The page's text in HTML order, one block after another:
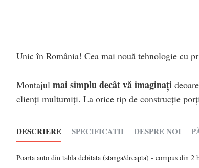
DESCRIERE SPECIFICATII DESPRE NOI
Poarta auto din tabla debitata (stanga/dreapta) - compus din 2
Unic în România! Cea mai nouă tehnologie cu
Montajul mai simplu decât vă imaginaţi
clienţi multumiţi. La orice tip de construcţie